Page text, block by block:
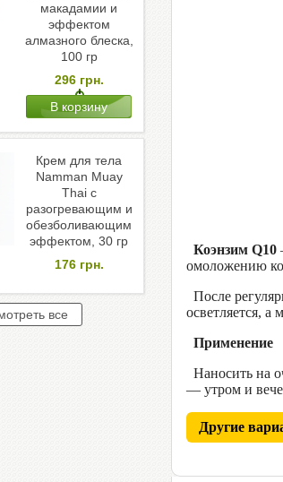
макадамии и
эффектом
алмазного блеска,
100 гр
296 грн.
Крем для тела
Namman Muay
Thai с
разогревающим и
обезболивающим
эффектом, 30 гр
176 грн.
Коэнзим Q10
омоложению
После
осветляется,
Применение
Наносить на
— утром и
Другие